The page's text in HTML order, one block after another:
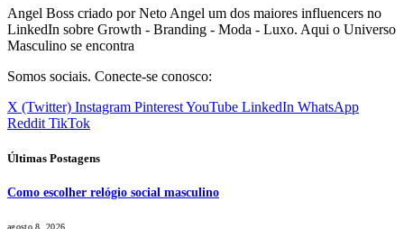
Angel Boss criado por Neto Angel um dos maiores influencers no
LinkedIn sobre Growth - Branding - Moda - Luxo. Aqui o Universo
Masculino se encontra
Somos sociais. Conecte-se conosco:
X (Twitter) Instagram PinterestYouTube LinkedIn WhatsApp
Reddit TikTok
Últimas Postagens
Como escolher relógio social masculino
agosto 8, 2026